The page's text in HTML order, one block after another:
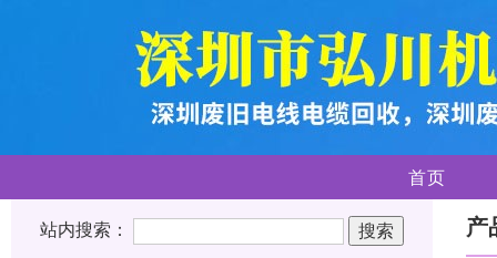
首页
站内搜索： 产